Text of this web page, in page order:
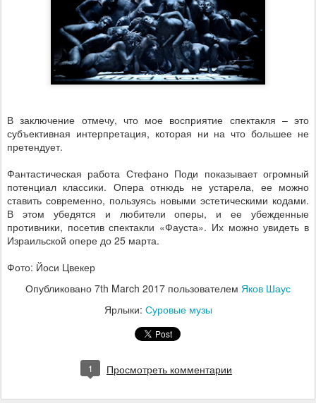
В заключение отмечу, что мое восприятие спектакля – это
субъективная интерпретация, которая ни на что большее не
претендует.
Фантастическая работа Стефано Поди показывает огромный
потенциал классики. Опера отнюдь не устарела, ее можно
ставить современно, пользуясь новыми эстетическими кодами.
В этом убедятся и любители оперы, и ее убежденные
противники, посетив спектакли «Фауста». Их можно увидеть в
Израильской опере до 25 марта.
Фото: Йоси Цвекер
Опубликовано 7th March 2017 пользователем Яков Шаус
Ярлыки: Суровые музы
1 Просмотреть комментарии